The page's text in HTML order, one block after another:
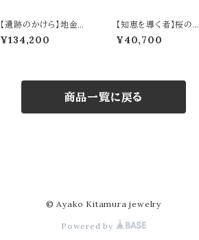
【遺跡のかけら】地金の
ネックレス
¥134,200
【知恵を導く者】桜のボ
ールペン
¥40,700
商品一覧に戻る
© Ayako Kitamura jewelry
Powered by